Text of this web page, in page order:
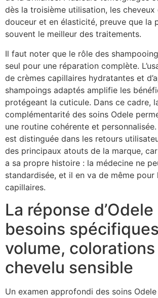
dès la troisième utilisation, les cheveux
douceur et en élasticité, preuve que la
souvent le meilleur des traitements.
Il faut noter que le rôle des
seul pour une réparation complète.
de crèmes capillaires hydratantes et
shampoings adaptés amplifie les
protégeant la cuticule. Dans ce cadre,
complémentarité des soins Odele
une routine cohérente et
est distinguée dans les retours
des principaux atouts de la marque,
a sa propre histoire : la médecine ne
standardisée, et il en va de même pour
capillaires.
La réponse
besoins
volume,
chevelu sensible
Un examen approfondi des soins